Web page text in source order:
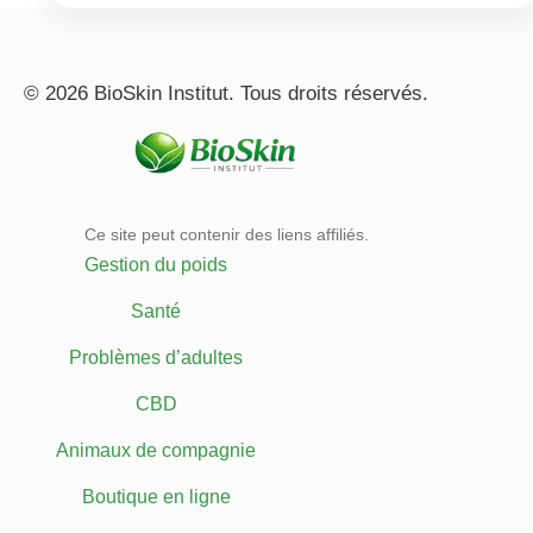
© 2026 BioSkin Institut. Tous droits réservés.
Ce site peut contenir des liens affiliés.
Gestion du poids
Santé
Problèmes d’adultes
CBD
Animaux de compagnie
Boutique en ligne